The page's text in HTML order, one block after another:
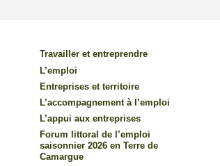
Travailler et entreprendre
L’emploi
Entreprises et territoire
L’accompagnement à l’emploi
L’appui aux entreprises
Forum littoral de l’emploi
saisonnier 2026 en Terre de
Camargue